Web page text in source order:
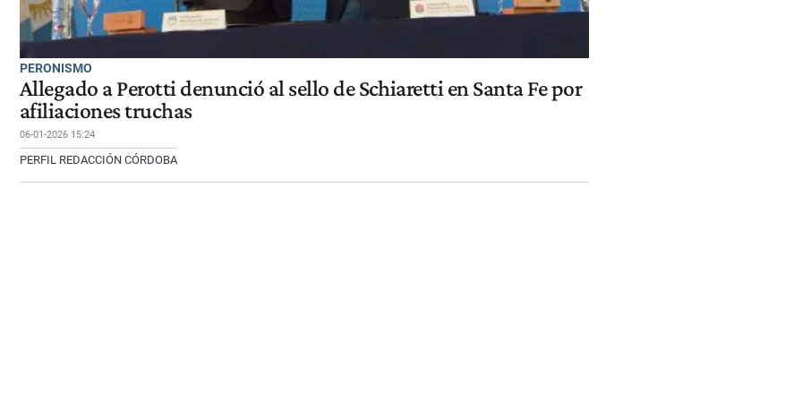
PERONISMO
Allegado a Perotti denunció al sello de Schiaretti en Santa Fe por
afiliaciones truchas
06-01-2026 15:24
PERFIL REDACCIÓN CÓRDOBA